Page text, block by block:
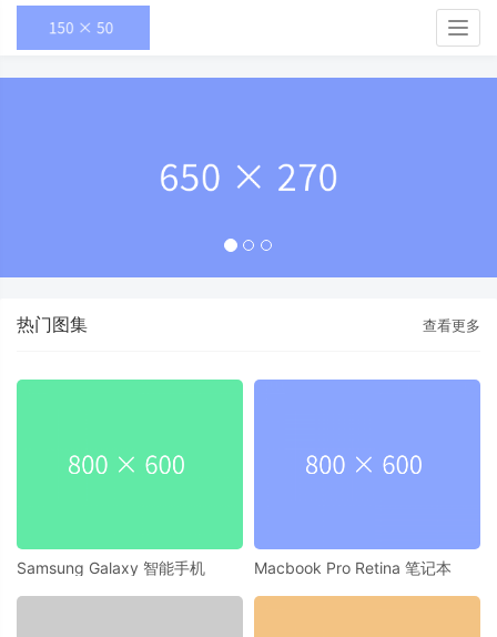
热门图集 查看更多
Samsung Galaxy 智能手机 Macbook Pro Retina 笔记本